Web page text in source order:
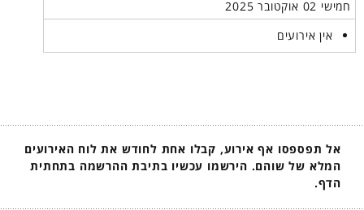
חמישי 02 אוקטובר 2025
אין אירועים
אל תפספסו אף אירוע, קבלו אחת לחודש את לוח האירועים
המלא של שוהם. הירשמו עכשיו בתיבת ההרשמה בתחתית
הדף.